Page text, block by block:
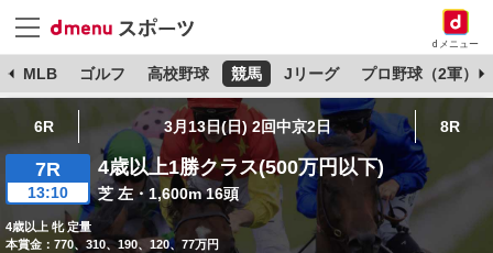
dメニュー
MLB ゴルフ 高校野球 競馬 Jリーグ プロ野球（2軍）
6R 3月13日(日) 2回中京2日 8R
7R
13:10
4歳以上1勝クラス(500万円以下)
芝 左・1,600m 16頭
4歳以上 牝 定量
本賞金：770、310、190、120、77万円